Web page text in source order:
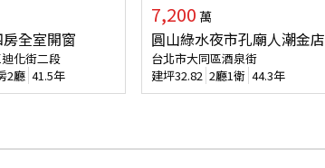
全室開窗
化街二段
2廳 41.5年
7,200 萬
圓山綠水夜市孔廟人潮金店
台北市大同區酒泉街
建坪32.82 2廳1衛 44.3年